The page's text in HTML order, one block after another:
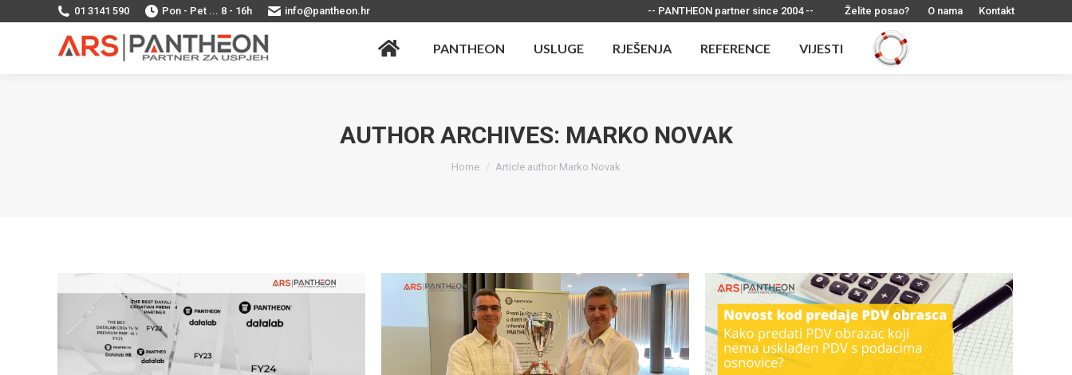
01 3141 590 Pon - Pet ... 8 - 16h info@pantheon.hr -- PANTHEON partner since 2004 -- Želite posao? O nama Kontakt
PANTHEON USLUGE RJEŠENJA REFERENCE VIJESTI
AUTHOR ARCHIVES: MARKO NOVAK
You are here:
Home Article author Marko Novak
PANTHEON USLUGE RJEŠENJA REFERENCE VIJESTI